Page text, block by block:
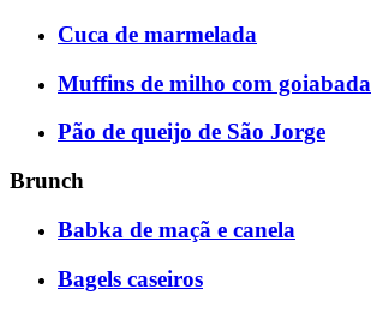
Cuca de marmelada
Muffins de milho com goiabada
Pão de queijo de São Jorge
Brunch
Babka de maçã e canela
Bagels caseiros